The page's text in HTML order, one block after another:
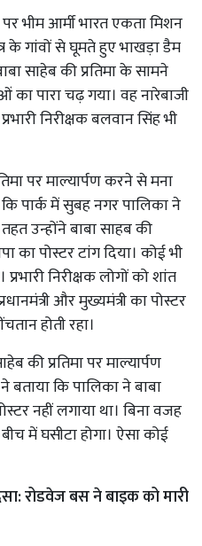
भीम आर्मी भारत एकता मिशन
के गांवों से घूमते हुए भाखड़ा डैम
साहेब की प्रतिमा के सामने
का पारा चढ़ गया। वह नारेबाजी
निरीक्षक बलवान सिंह भी
पर माल्यार्पण करने से मना
पार्क में सुबह नगर पालिका ने
उन्होंने बाबा साहब की
का पोस्टर टांग दिया। कोई भी
निरीक्षक लोगों को शांत
और मुख्यमंत्री का पोस्टर
होती रहा।
की प्रतिमा पर माल्यार्पण
बताया कि पालिका ने बाबा
नहीं लगाया था। बिना वजह
में घसीटा होगा। ऐसा कोई
रोडवेज बस ने बाइक को मारी